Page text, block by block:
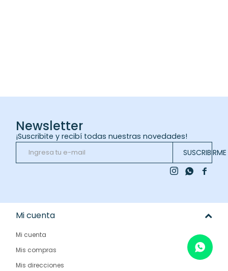
Newsletter
¡Suscribite y recibí todas nuestras novedades!
SUSCRIBIRME

 
Mi cuenta
Mi cuenta
Mis compras
Mis direcciones